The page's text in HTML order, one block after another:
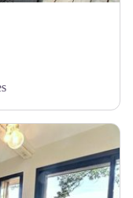
France